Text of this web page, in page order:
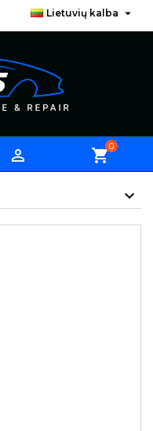
Lietuvių kalba 
 shopping_cart0